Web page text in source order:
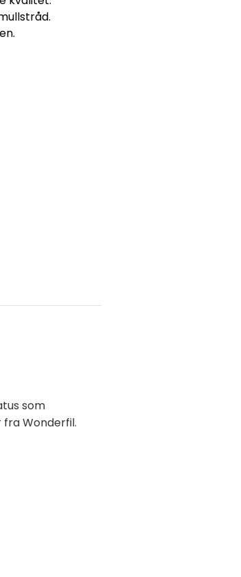
som
Wonderfil.